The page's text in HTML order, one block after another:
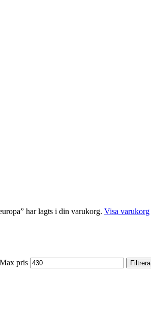
har lagts i din varukorg. Visa varukorg
Max pris Filtrera